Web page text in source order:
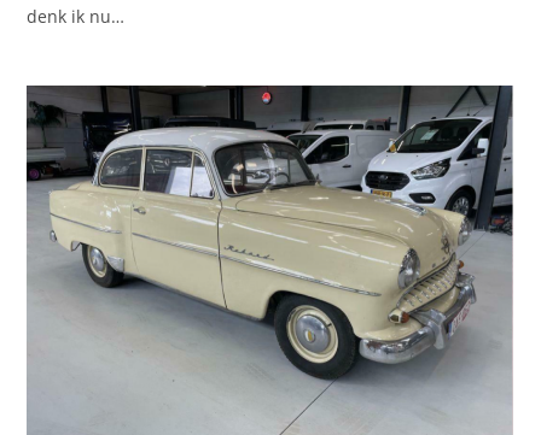
denk ik nu…